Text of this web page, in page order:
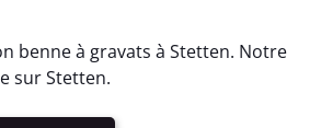
benne à gravats à Stetten. Notre
sur Stetten.